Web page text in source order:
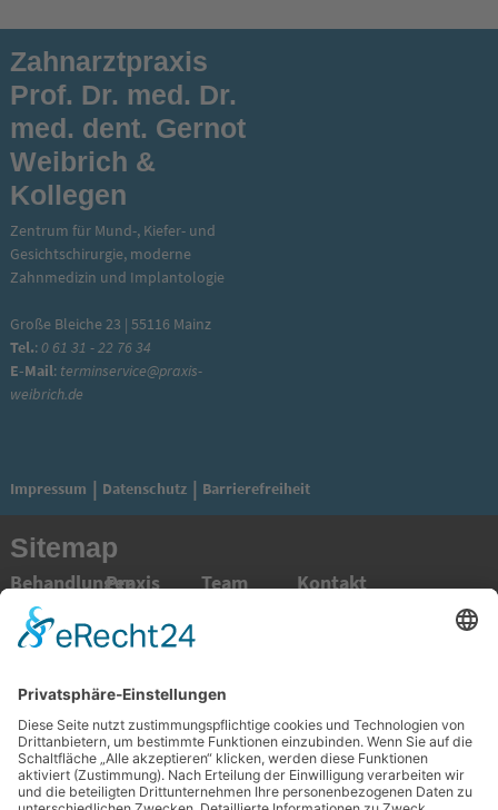
Zahnarztpraxis
Prof. Dr. med. Dr.
med. dent. Gernot
Weibrich &
Kollegen
Zentrum für Mund-, Kiefer- und
Gesichtschirurgie, moderne
Zahnmedizin und Implantologie
Große Bleiche 23 | 55116 Mainz
Tel.:0 61 31 - 22 76 34
E-Mail: terminservice@praxis-
weibrich.de
Impressum Datenschutz Barrierefreiheit
Sitemap
Behandlungen
Prophylaxe
Hochwertiger
Zahnersatz
Knochenaufbauende
Behandlung
Parodontologie
Endodontologie
Oralchirurgie
Mund-, Kiefer-
und
Praxis
Unser Service
für Sie
Sprechzeiten
Anfahrtsbeschreibungen
Mainz
Innenstadt
Mainz
Mombach
Mainz
Team
Dr. med. dent.
Lea Conrad
ZÄ Christina
Hoffmann
ZÄ Charlotte
Keeler
Kontakt